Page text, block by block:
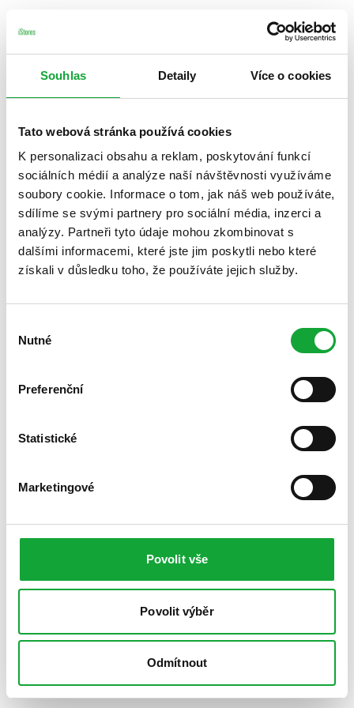
Souhlas Detaily Více o cookies
Tato webová stránka používá cookies
K personalizaci obsahu a reklam, poskytování funkcí
sociálních médií a analýze naší návštěvnosti využíváme
soubory cookie. Informace o tom, jak náš web používáte,
sdílíme se svými partnery pro sociální média, inzerci a
analýzy. Partneři tyto údaje mohou zkombinovat s
dalšími informacemi, které jste jim poskytli nebo které
získali v důsledku toho, že používáte jejich služby.
souhlasu
Nutné
Preferenční
Statistické
Marketingové
Povolit vše
Povolit výběr
Odmítnout